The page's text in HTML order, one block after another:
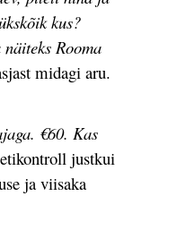
kus?
Rooma
midagi aru.
€60. Kas
justkui
ja viisaka